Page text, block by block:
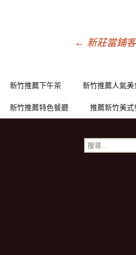
章
導
← 新莊當鋪
新竹推薦下午茶 新竹推薦人氣美
新竹推薦特色餐廳 推薦新竹美式
搜
尋